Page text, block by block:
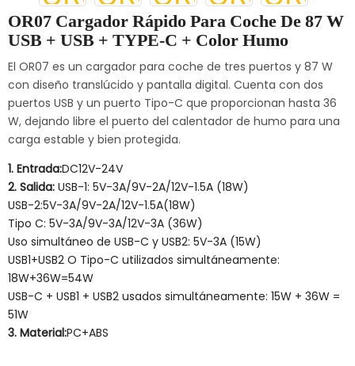
OR07 Cargador Rápido Para Coche De 87 W
USB + USB + TYPE-C + Color Humo
El OR07 es un cargador para coche de tres puertos y 87 W
con diseño translúcido y pantalla digital. Cuenta con dos
puertos USB y un puerto Tipo-C que proporcionan hasta 36
W, dejando libre el puerto del calentador de humo para una
carga estable y bien protegida.
1. Entrada:DC12V-24V
2. Salida: USB-1: 5V-3A/9V-2A/12V-1.5A (18W)
USB-2:5V-3A/9V-2A/12V-1.5A(18W)
Tipo C: 5V-3A/9V-3A/12V-3A (36W)
Uso simultáneo de USB-C y USB2: 5V-3A (15W)
USB1+USB2 O Tipo-C utilizados simultáneamente:
18W+36W=54W
USB-C + USB1 + USB2 usados ​​simultáneamente: 15W + 36W =
51W
3. Material:PC+ABS